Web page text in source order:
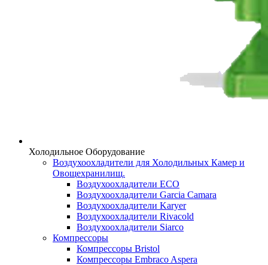
Холодильное Оборудование
Воздухоохладители для Холодильных Камер и
Овощехранилищ.
Воздухоохладители ECO
Воздухоохладители Garcia Camara
Воздухоохладители Karyer
Воздухоохладители Rivacold
Воздухоохладители Siarco
Компрессоры
Компрессоры Bristol
Компрессоры Embraco Aspera